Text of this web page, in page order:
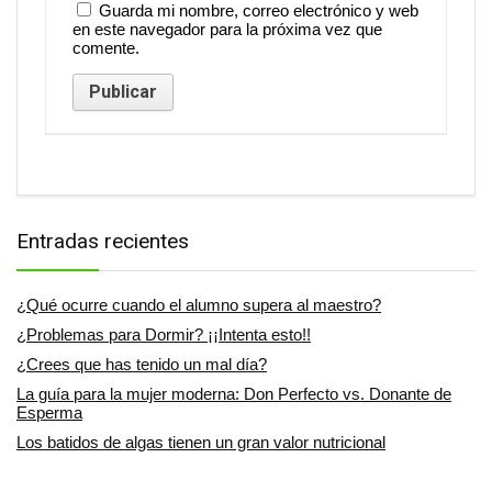
Guarda mi nombre, correo electrónico y web
en este navegador para la próxima vez que
comente.
Entradas recientes
¿Qué ocurre cuando el alumno supera al maestro?
¿Problemas para Dormir? ¡¡Intenta esto!!
¿Crees que has tenido un mal día?
La guía para la mujer moderna: Don Perfecto vs. Donante de
Esperma
Los batidos de algas tienen un gran valor nutricional